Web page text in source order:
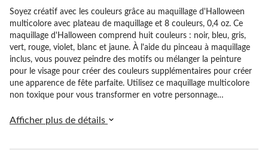
Soyez créatif avec les couleurs grâce au maquillage d'Halloween
multicolore avec plateau de maquillage et 8 couleurs, 0,4 oz. Ce
maquillage d'Halloween comprend huit couleurs : noir, bleu, gris,
vert, rouge, violet, blanc et jaune. À l'aide du pinceau à maquillage
inclus, vous pouvez peindre des motifs ou mélanger la peinture
pour le visage pour créer des couleurs supplémentaires pour créer
une apparence de fête parfaite. Utilisez ce maquillage multicolore
non toxique pour vous transformer en votre personnage
maquillage à 8 couleurs (poids net de 0,4 oz), un pinceau de 3 1/4
Afficher plus de détails